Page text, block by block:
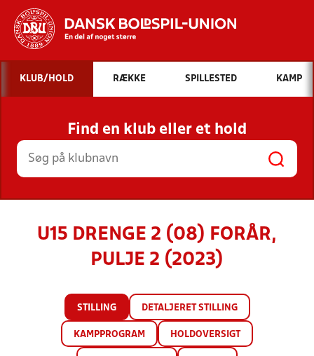
Hvad vil du søge efter?
INDHOLD OG NYHEDER
STILLINGER, RESULTATER, KLUBBER OG
HOLD
KLUB/HOLD RÆKKE SPILLESTED KAMP
Find en klub eller et hold
U15 DRENGE 2 (08) FORÅR,
PULJE 2 (2023)
STILLING DETALJERET STILLING
KAMPPROGRAM HOLDOVERSIGT